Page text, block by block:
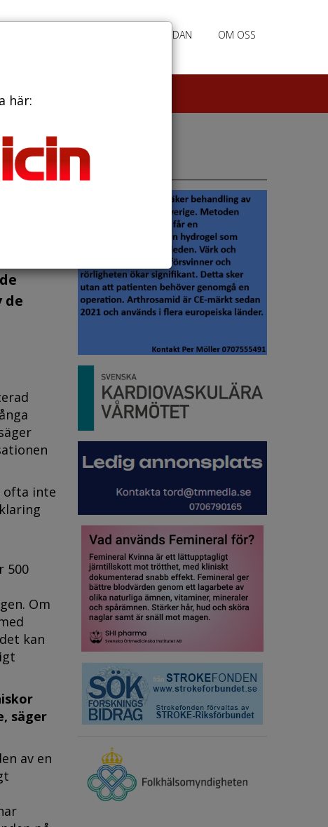
ANNONSERING HEMSIDAN OM OSS
de
ofta inte
500
Om
kan
säger
av en
Annonser
här: